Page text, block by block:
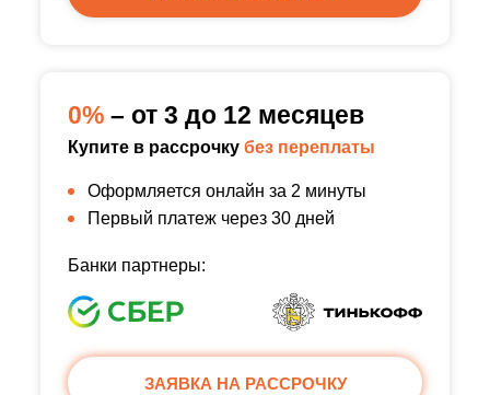
0% – от 3 до 12 месяцев
Купите в рассрочку без переплаты
Оформляется онлайн за 2 минуты
Первый платеж через 30 дней
Банки партнеры:
ЗАЯВКА НА РАССРОЧКУ